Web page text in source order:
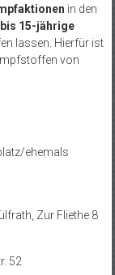
in den
15-jährige
lassen. Hierfür ist
von
ehemals
Zur Fliethe 8
52